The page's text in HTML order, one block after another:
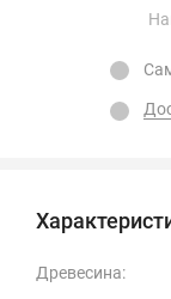
Древесина: